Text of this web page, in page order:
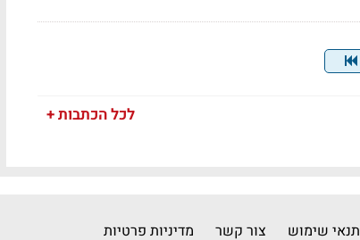
לכל הכתבות +
תנאי שימוש צור קשר מדיניות פרטיות